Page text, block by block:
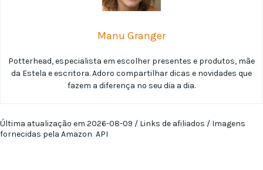
Manu Granger
Potterhead, especialista em escolher presentes e produtos, mãe
da Estela e escritora. Adoro compartilhar dicas e novidades que
fazem a diferença no seu dia a dia.
Última atualização em 2026-08-09 / Links de afiliados / Imagens
fornecidas pela Amazon API